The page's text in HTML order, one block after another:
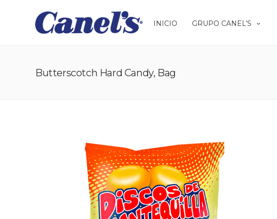
INICIO GRUPO CANEL’S
Butterscotch Hard Candy, Bag